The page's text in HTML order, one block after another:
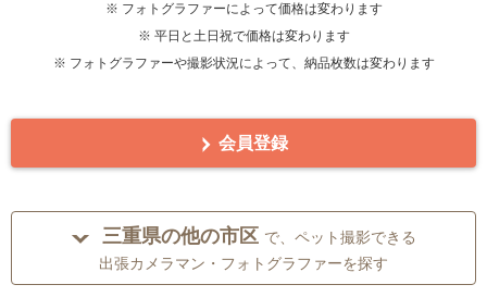
※ フォトグラファーによって価格は変わります
※ 平日と土日祝で価格は変わります
※ フォトグラファーや撮影状況によって、納品枚数は変わります
会員登録
三重県の他の市区 で、ペット撮影できる
出張カメラマン・フォトグラファーを探す